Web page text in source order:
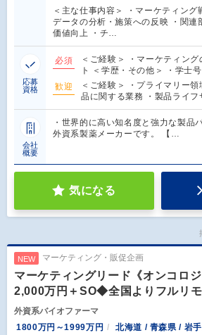
＜主な仕事内容＞ ・マーケティン
データの分析・施策への反映 ・関連
価値向上 ・チ…
応募
資格
必須
＜ご経験＞ ・マーケティン
ト ＜学歴・その他＞ ・学士
歓迎
＜ご経験＞ ・プライマリー
品に関する業務 ・製品ライ
会社
概要
・世界的に高い知名度と強力な製品
外資系製薬メーカーです。 【…
気になる
NEW マーケティング・販促企画
マーケティングリード《オンコロ
2,000万円＋SO◆全国よりフルリモ
外資系バイオファーマ
1800万円～1999万円
北海道 / 青森県 / 岩